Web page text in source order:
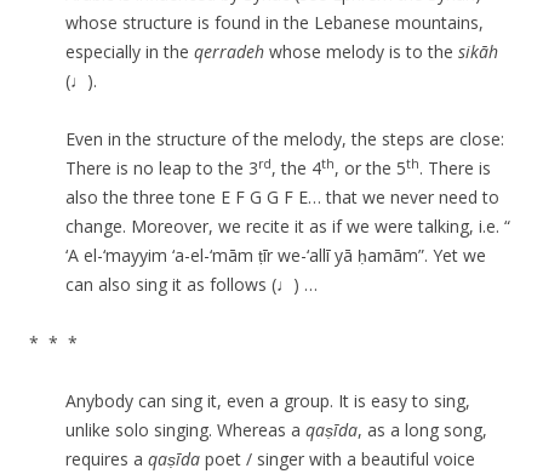
whose structure is found in the Lebanese mountains,
especially in the qerradeh whose melody is to the sikāh
(♩).
Even in the structure of the melody, the steps are close:
There is no leap to the 3rd, the 4th, or the 5th. There is
alsothe three tone E F G G F E… that we never need to
change. Moreover, we recite it as if we were talking, i.e. “
‘A el-‘mayyim ‘a-el-‘mām ṭīr we-‘allī yā ḥamām”. Yet we
can also sing it as follows (♩) …
* * *
Anybody can sing it, even a group. It is easy to sing,
unlike solo singing. Whereas a qaṣīda, as a long song,
requires a qaṣīda poet / singer with a beautiful voice